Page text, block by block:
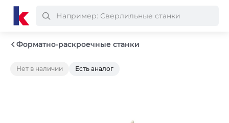
Форматно-раскроечные станки
Нет в наличии Есть аналог